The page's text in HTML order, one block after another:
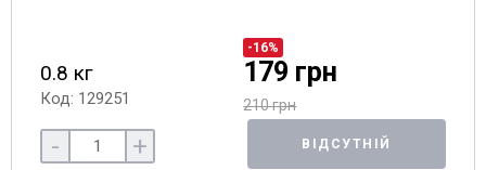
0.8 кг
Код: 129251
-16%
179 грн
210 грн
- + ВІДСУТНІЙ